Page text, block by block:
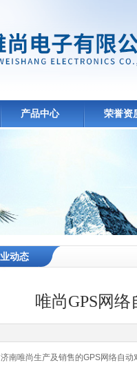
产品中心 荣誉资
动态
唯尚GPS网
唯尚生产及销售的GPS网络自动